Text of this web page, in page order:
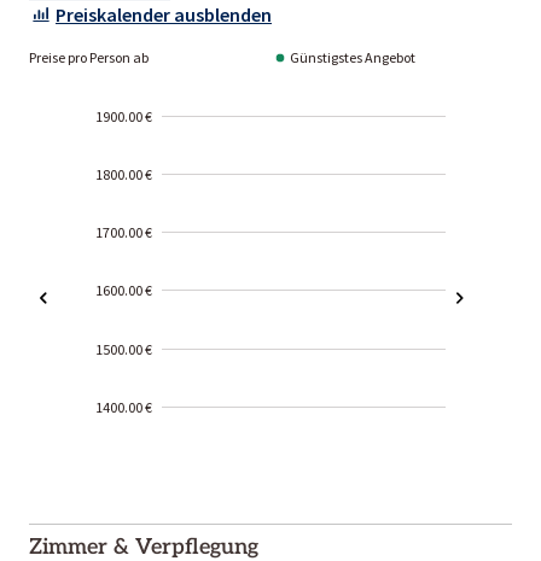
Preiskalender ausblenden
Preise pro Person ab Günstigstes Angebot
1900.00 €
1800.00 €
1700.00 €
1600.00 €
1500.00 €
1400.00 €
01-02
Zimmer & Verpflegung